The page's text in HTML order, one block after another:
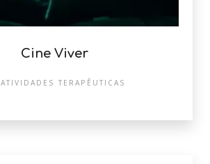
Cine Viver
ATIVIDADES TERAPÊUTICAS